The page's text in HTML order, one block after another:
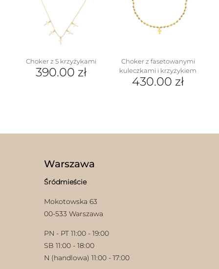
Choker z 5 krzyżykami
390.00 zł
Choker z fasetowanymi
kuleczkami i krzyżykiem
430.00 zł
Warszawa
Śródmieście
Mokotowska 63
00-533 Warszawa
PN - PT 11:00 - 19:00
SB 11:00 - 18:00
N (handlowa) 11:00 - 17:00